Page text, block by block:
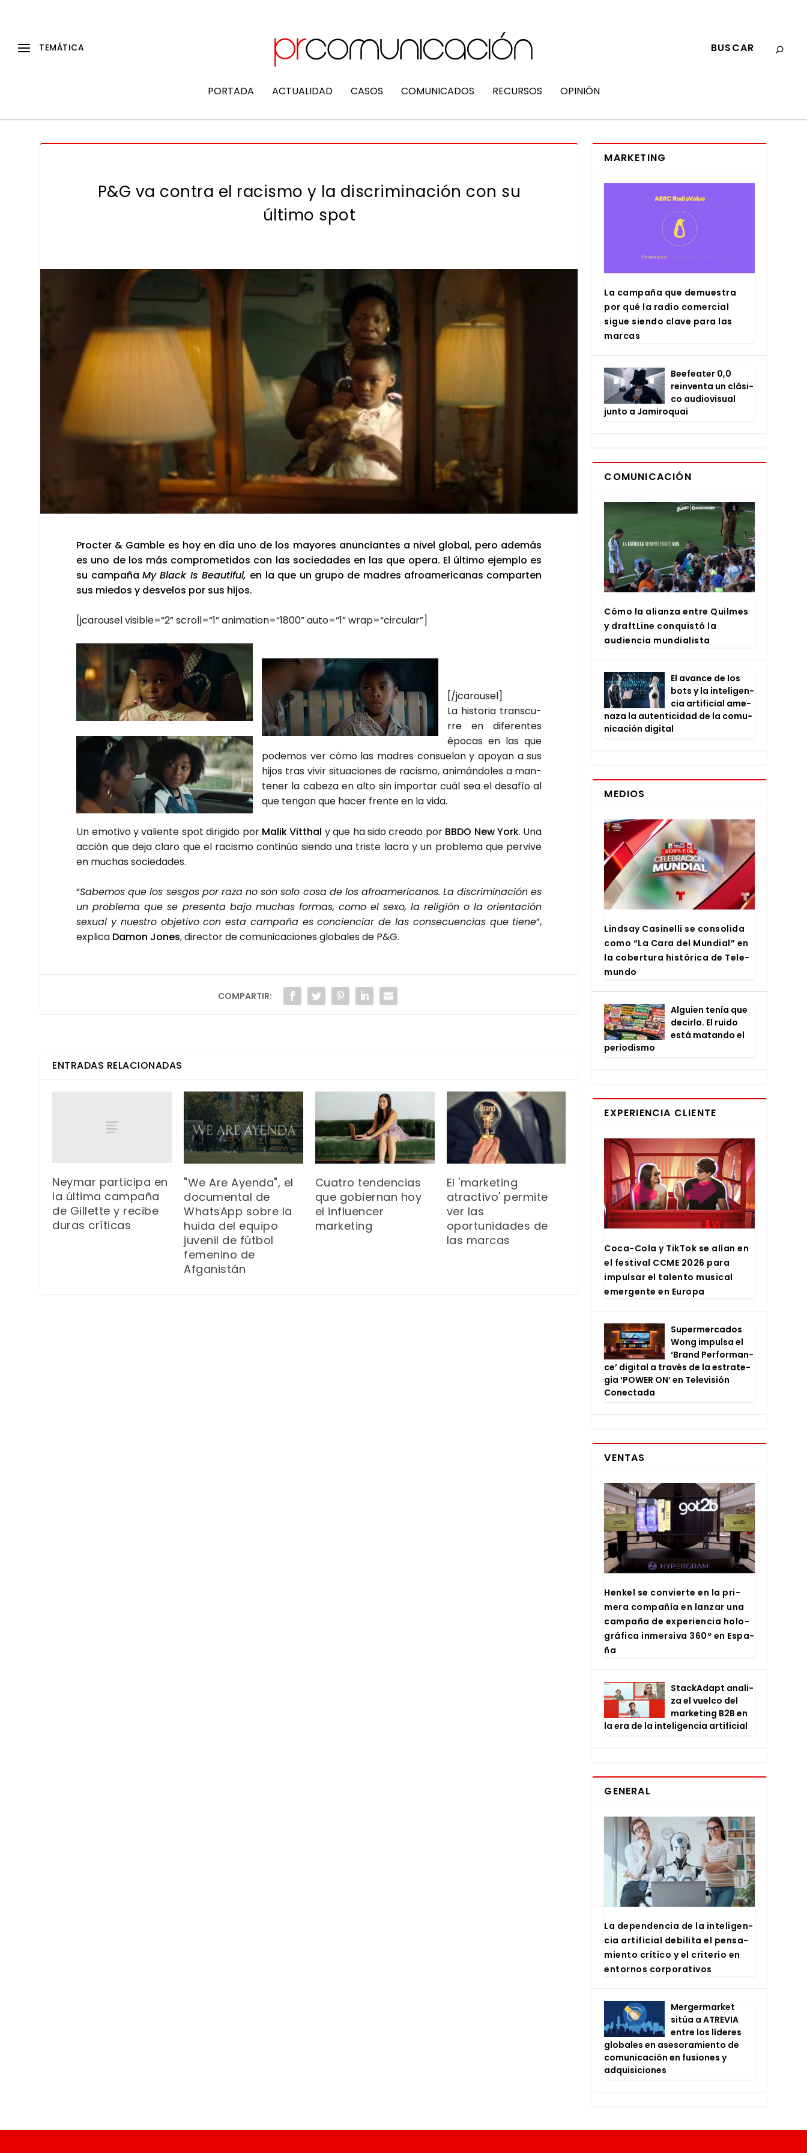
PORTADA ACTUALIDAD CASOS COMUNICADOS RECURSOS OPINIÓN
P&G va contra el racismo y la discriminación con su
último spot
Proc­ter & Gam­ble es hoy en día uno de los mayo­res anun­cian­tes a nivel glo­bal, pero ade­más
es uno de los más com­pro­me­ti­dos con las socie­da­des en las que ope­ra. El últi­mo ejem­plo es
su cam­pa­ña My Black Is Beau­ti­ful, en la que un gru­po de madres afro­ame­ri­ca­nas com­par­ten
sus mie­dos y des­ve­los por sus hijos.
[jca­rou­sel visible=“2” scroll=“1” animation=“1800” auto=“1” wrap=“circular”]
[/jcarousel]
La his­to­ria trans­cu­
rre en dife­ren­tes
épo­cas en las que
pode­mos ver cómo las madres con­sue­lan y apo­yan a sus
hijos tras vivir situa­cio­nes de racis­mo, ani­mán­do­les a man­
te­ner la cabe­za en alto sin impor­tar cuál sea el desa­fío al
que ten­gan que hacer fren­te en la vida.
Un emo­ti­vo y valien­te spot diri­gi­do por Malik Vitthal y que ha sido crea­do por BBDO New York. Una
acción que deja cla­ro que el racis­mo con­ti­núa sien­do una tris­te lacra y un pro­ble­ma que per­vi­ve
en muchas socie­da­des.
“Sabe­mos que los ses­gos por raza no son solo cosa de los afro­ame­ri­ca­nos. La dis­cri­mi­na­ción es
un pro­ble­ma que se pre­sen­ta bajo muchas for­mas, como el sexo, la reli­gión o la orien­ta­ción
sexual y nues­tro obje­ti­vo con esta cam­pa­ña es con­cien­ciar de las con­se­cuen­cias que tie­ne”,
expli­ca Damon Jones, direc­tor de comu­ni­ca­cio­nes glo­ba­les de P&G.
COMPARTIR:
ENTRADAS RELACIONADAS
Neymar participa en
la última campaña
de Gillette y recibe
duras críticas
"We Are Ayenda", el
documental de
WhatsApp sobre la
huida del equipo
juvenil de fútbol
femenino de
Afganistán
Cuatro tendencias
que gobiernan hoy
el influencer
marketing
El 'marketing
atractivo' permite
ver las
oportunidades de
las marcas
MARKETING
La cam­pa­ña que demues­tra
por qué la radio comer­cial
sigue sien­do cla­ve para las
mar­cas
Bee­fea­ter 0,0
rein­ven­ta un clá­si­
co audio­vi­sual
jun­to a Jami­ro­quai
COMUNICACIÓN
Cómo la alian­za entre Quil­mes
y draftLi­ne con­quis­tó la
audien­cia mun­dia­lis­ta
El avan­ce de los
bots y la inte­li­gen­
cia arti­fi­cial ame­
na­za la auten­ti­ci­dad de la comu­
ni­ca­ción digi­tal
MEDIOS
Lind­say Casi­ne­lli se con­so­li­da
como “La Cara del Mun­dial” en
la cober­tu­ra his­tó­ri­ca de Tele­
mun­do
Alguien tenía que
decir­lo. El rui­do
está matan­do el
perio­dis­mo
EXPERIENCIA CLIENTE
Coca-Cola y Tik­Tok se alían en
el fes­ti­val CCME 2026 para
impul­sar el talen­to musi­cal
emer­gen­te en Euro­pa
Super­mer­ca­dos
Wong impul­sa el
‘Brand Per­for­man­
ce’ digi­tal a tra­vés de la estra­te­
gia ‘POWER ON’ en Tele­vi­sión
Conec­ta­da
VENTAS
Hen­kel se con­vier­te en la pri­
me­ra com­pa­ñía en lan­zar una
cam­pa­ña de expe­rien­cia holo­
grá­fi­ca inmer­si­va 360º en Espa­
ña
Stac­kA­dapt ana­li­
za el vuel­co del
mar­ke­ting B2B en
la era de la inte­li­gen­cia arti­fi­cial
GENERAL
La depen­den­cia de la inte­li­gen­
cia arti­fi­cial debi­li­ta el pen­sa­
mien­to crí­ti­co y el cri­te­rio en
entor­nos cor­po­ra­ti­vos
Mer­ger­mar­ket
sitúa a ATRE­VIA
entre los líde­res
glo­ba­les en ase­so­ra­mien­to de
comu­ni­ca­ción en fusio­nes y
adqui­si­cio­nes